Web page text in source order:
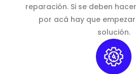
reparación. Si se deben
por acá hay que
solución.